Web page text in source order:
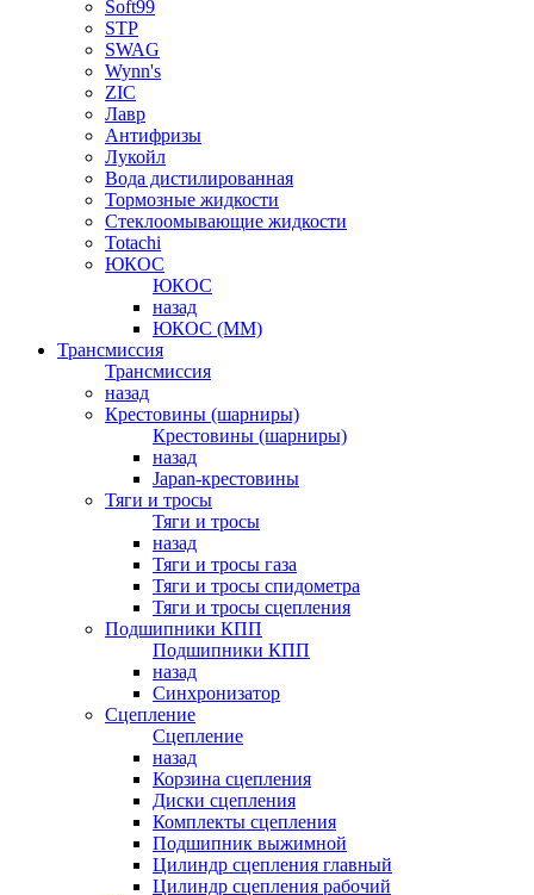
Soft99
STP
SWAG
Wynn's
ZIC
Лавр
Антифризы
Лукойл
Вода дистилированная
Тормозные жидкости
Стеклоомывающие жидкости
Totachi
ЮКОС
ЮКОС
назад
ЮКОС (ММ)
Трансмиссия
Трансмиссия
назад
Крестовины (шарниры)
Крестовины (шарниры)
назад
Japan-крестовины
Тяги и тросы
Тяги и тросы
назад
Тяги и тросы газа
Тяги и тросы спидометра
Тяги и тросы сцепления
Подшипники КПП
Подшипники КПП
назад
Синхронизатор
Сцепление
Сцепление
назад
Корзина сцепления
Диски сцепления
Комплекты сцепления
Подшипник выжимной
Цилиндр сцепления главный
Цилиндр сцепления рабочий